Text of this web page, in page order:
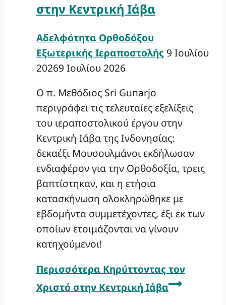
στην Κεντρική Ιάβα
Αδελφότητα Ορθοδόξου
Εξωτερικής Ιεραποστολής 9 Ιουλίου
20269 Ιουλίου 2026
Ο π. Μεθόδιος Sri Gunarjo
περιγράφει τις τελευταίες εξελίξεις
του ιεραποστολικού έργου στην
Κεντρική Ιάβα της Ινδονησίας:
δεκαέξι Μουσουλμάνοι εκδήλωσαν
ενδιαφέρον για την Ορθοδοξία, τρεις
βαπτίστηκαν, και η ετήσια
κατασκήνωση ολοκληρώθηκε με
εβδομήντα συμμετέχοντες, έξι εκ των
οποίων ετοιμάζονται να γίνουν
κατηχούμενοι!
Περισσότερα Κηρύττοντας τον
Χριστό στην Κεντρική Ιάβα